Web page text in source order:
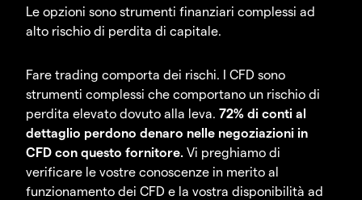
Le opzioni sono strumenti finanziari complessi ad
alto rischio di perdita di capitale.
Fare trading comporta dei rischi. I CFD sono
strumenti complessi che comportano un rischio di
perdita elevato dovuto alla leva. 72% di conti al
dettaglio perdono denaro nelle negoziazioni in
CFD con questo fornitore. Vi preghiamo di
verificare le vostre conoscenze in merito al
funzionamento dei CFD e la vostra disponibilità ad